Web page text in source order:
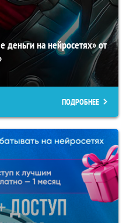
на нейросетях» от
ПОДРОБНЕЕ